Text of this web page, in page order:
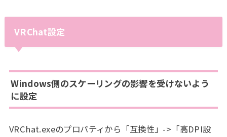
VRChat設定
Windows側のスケーリングの影響を受けないよう
に設定
VRChat.exeのプロパティから「互換性」->「高DPI設